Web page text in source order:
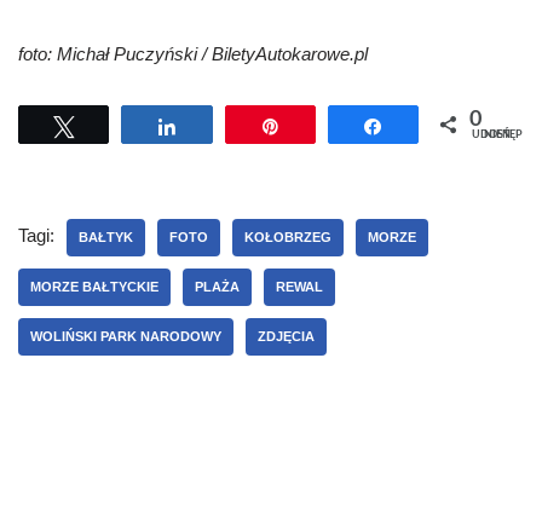
foto: Michał Puczyński / BiletyAutokarowe.pl
Udostępnij Udostępnij
0
UDOSTĘPNIEŃ
Tagi: BAŁTYK FOTO KOŁOBRZEG MORZE
MORZE BAŁTYCKIE PLAŻA REWAL
WOLIŃSKI PARK NARODOWY ZDJĘCIA